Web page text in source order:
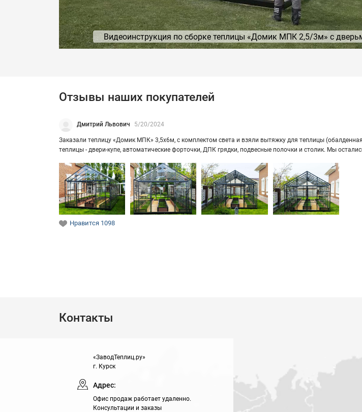
Видеоинструкция по сборке теплицы «Домик МПК 2,5/3м» с
Отзывы наших покупателей
Дмитрий Львович 5/20/2024
За­ка­за­ли теп­ли­цу «Домик МПК» 3,5х6м, с ком­плек­том света и взяли вы­тяж­ку для теп­ли­цы
теп­ли­цы - двери-​купе, ав­то­ма­ти­че­ские фор­точ­ки, ДПК гряд­ки, под­вес­ные по­лоч­ки и сто­лик. Мы
Нравится 1098
Контакты
«ЗаводТеплиц.ру»
г. Курск
Адрес:
Офис продаж работает удаленно.
Консультации и заказы